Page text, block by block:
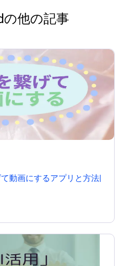
の他の記事
動画にするアプリと方法|